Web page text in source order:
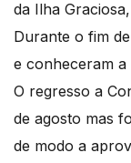
da Ilha
Durante o fim
e conheceram a
O regresso a
de agosto mas
de modo a